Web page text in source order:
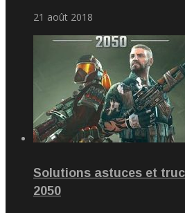
21 août 2018
Solutions astuces et
2050